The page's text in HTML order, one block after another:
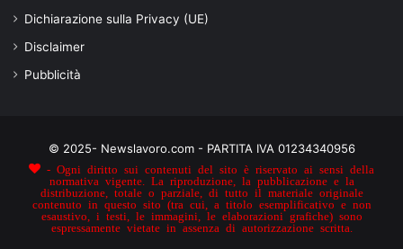
Dichiarazione sulla Privacy (UE)
Disclaimer
Pubblicità
© 2025- Newslavoro.com - PARTITA IVA 01234340956
- Ogni diritto sui contenuti del sito è riservato ai sensi della
normativa vigente. La riproduzione, la pubblicazione e la
distribuzione, totale o parziale, di tutto il materiale originale
contenuto in questo sito (tra cui, a titolo esemplificativo e non
esaustivo, i testi, le immagini, le elaborazioni grafiche) sono
espressamente vietate in assenza di autorizzazione scritta.